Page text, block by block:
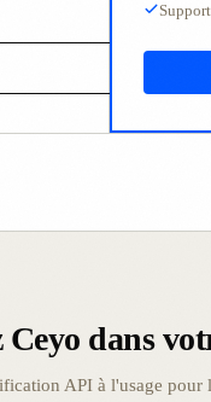
Ceyo dans
API à l'usage pour